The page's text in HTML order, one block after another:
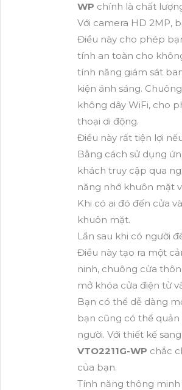
WP chính là chất
Với camera HD 2MP,
Điều này cho phép
tính an toàn cho
tính năng giám sát
kiện ánh sáng.
không dây WiFi, cho
thoại di động.
Điều này rất tiện lợi
Bằng cách sử dụng
khách truy cập qua
năng nhớ khuôn mặt
Khi có ai đó đến cửa
khuôn mặt.
Lần sau khi có người
Điều này tạo ra một
ninh, chuông cửa
mở khóa cửa điện tử
Bạn có thể dễ dàng
bạn cũng có thể quản
người. Với thiết kế
VTO2211G-WP chắc
của bạn.
Tính năng thông minh